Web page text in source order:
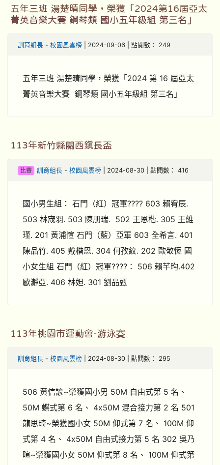
五年三班 湯楚晴同學，榮獲「2024第16屆亞太
菁英音樂大賽 鋼琴類 國小五年級組 第三名」
訓育組長 - 校園風雲榜 | 2024-09-06 | 點閱數： 249
五年三班 湯楚晴同學，榮獲「2024 第 16 屆亞太
菁英音樂大賽 鋼琴類 國小五年級組 第三名」
113年新竹縣關西鎮長盃
比賽 訓育組長- 校園風雲榜| 2024-08-30 | 點閱數： 416
國小男生組： 石門（紅）冠軍???? 603 賴宥辰.
503 林宬羽. 503 陳朋瑞. 502 王恩楷. 305 王維
瑾. 201 黃浦愃 石門（藍）亞軍 603 全希言. 401
陳品竹. 405 戴楷恩. 304 何孜紋. 202 歐敬恆 國
小女生組 石門（紅）冠軍????： 506 賴芊昀.402
歐瀞亞. 406 林妲. 301 劉品甄
113年桃園市運動會-游泳賽
訓育組長 - 校園風雲榜 | 2024-08-30 | 點閱數： 295
506 黃信諺~榮獲國小男 50M 自由式第 5 名、
50M 蝶式第 6 名、 4x50M 混合接力第 2 名 501
龍思琦~榮獲國小女 50M 仰式第 7 名、 100M 仰
式第 4 名、 4x50M 自由式接力第 5 名 302 吳乃
暄~榮獲國小女 50M 仰式第 8 名、 100M 仰式第